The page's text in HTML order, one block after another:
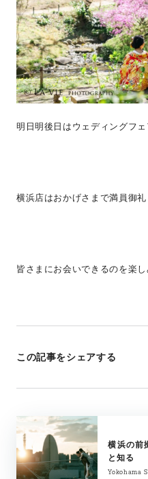
明日明後日はウェディングフェ
横浜店はおかげさまで満員御礼
皆さまにお会いできるのを楽
この記事をシェアする
横浜の前
と知る
Yokohama